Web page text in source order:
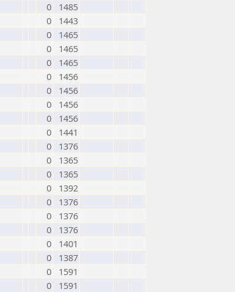
0
1485
0
1443
0
1465
0
1465
0
1465
0
1456
0
1456
0
1456
0
1456
0
1441
0
1376
0
1365
0
1365
0
1392
0
1376
0
1376
0
1376
0
1401
0
1387
0
1591
0
1591